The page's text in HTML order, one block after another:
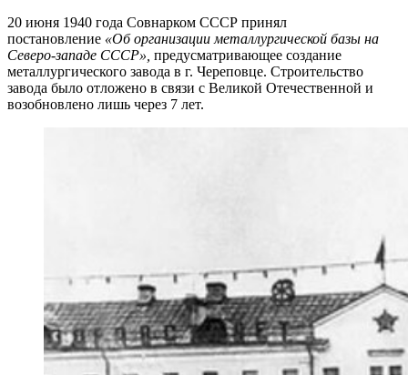
20 июня 1940 года Совнарком СССР принял
постановление «Об организации металлургической базы на
Северо-западе СССР», предусматривающее создание
металлургического завода в г. Череповце. Строительство
завода было отложено в связи с Великой Отечественной и
возобновлено лишь через 7 лет.